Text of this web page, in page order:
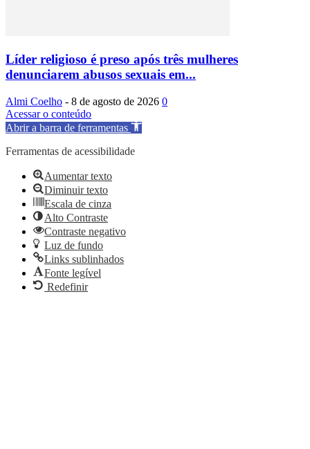
Líder religioso é preso após três mulheres
denunciarem abusos sexuais em...
Almi Coelho - 8 de agosto de 2026 0
Acessar o conteúdo
Abrir a barra de ferramentas
Ferramentas de acessibilidade
Aumentar texto
Diminuir texto
Escala de cinza
Alto Contraste
Contraste negativo
Luz de fundo
Links sublinhados
Fonte legível
Redefinir